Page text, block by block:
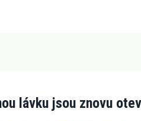
lávku jsou znovu